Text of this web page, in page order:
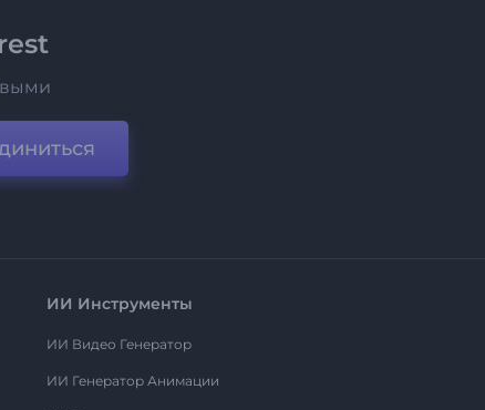
ИИ Инструменты
ИИ Видео Генератор
ИИ Генератор Анимации